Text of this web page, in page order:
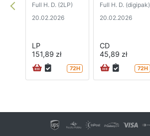
Full H. D. (2LP)
20.02.2026
LP
151,89 zł
72H
Full H. D. (digipak)
20.02.2026
CD
45,89 zł
72H